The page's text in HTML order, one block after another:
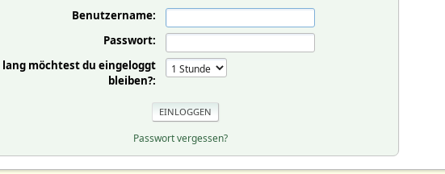
Benutzername:
Passwort:
lang möchtest du eingeloggt
bleiben?:
Passwort vergessen?